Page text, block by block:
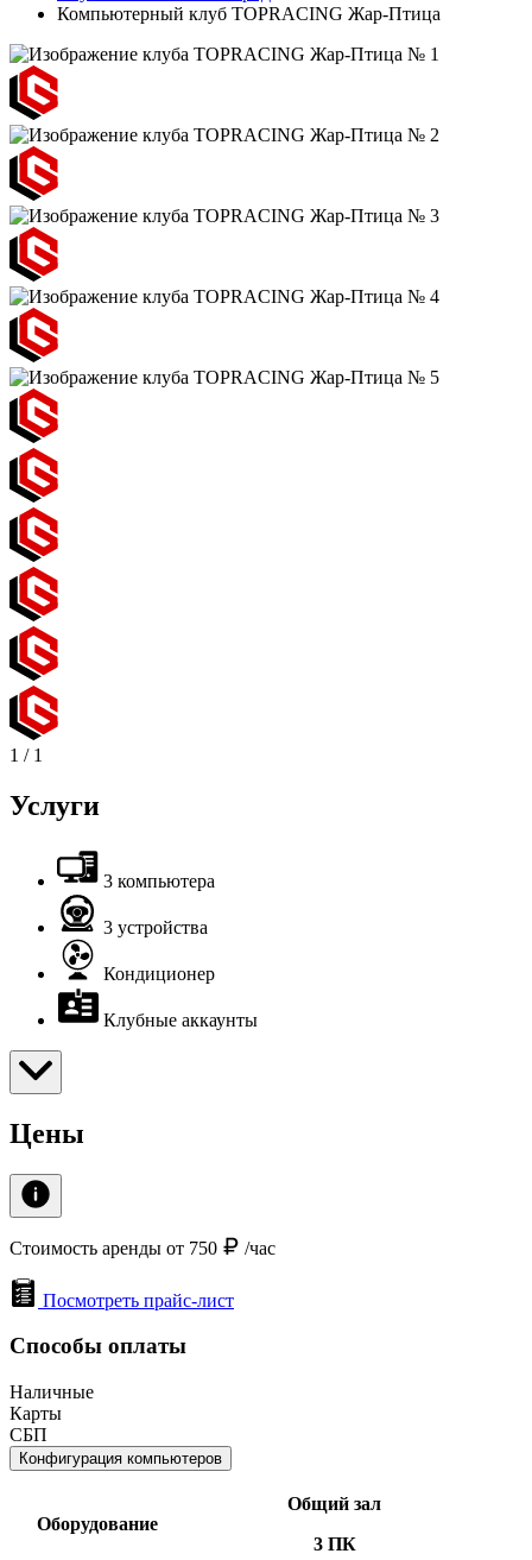
Компьютерный клуб TOPRACING Жар-Птица
1 / 1
Услуги
3 компьютера
3 устройства
Кондиционер
Клубные аккаунты
Цены
Стоимость аренды от 750 /час
Посмотреть прайс-лист
Способы оплаты
Наличные
Карты
СБП
Конфигурация компьютеров
Оборудование
Общий зал
3 ПК